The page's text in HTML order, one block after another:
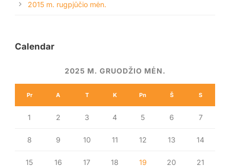
2015 m. rugpjūčio mėn.
Calendar
2025 M. GRUODŽIO MĖN.
Pr A T K Pn Š S
1 2 3 4 5 6 7
8 9 10 11 12 13 14
15 16 17 18 19 20 21